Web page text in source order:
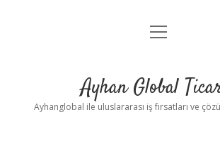
Anasayfa
Yasal Uyarı
menüyü
Ayhan Global
Ayhanglobal ile uluslararası iş fırsatları ve